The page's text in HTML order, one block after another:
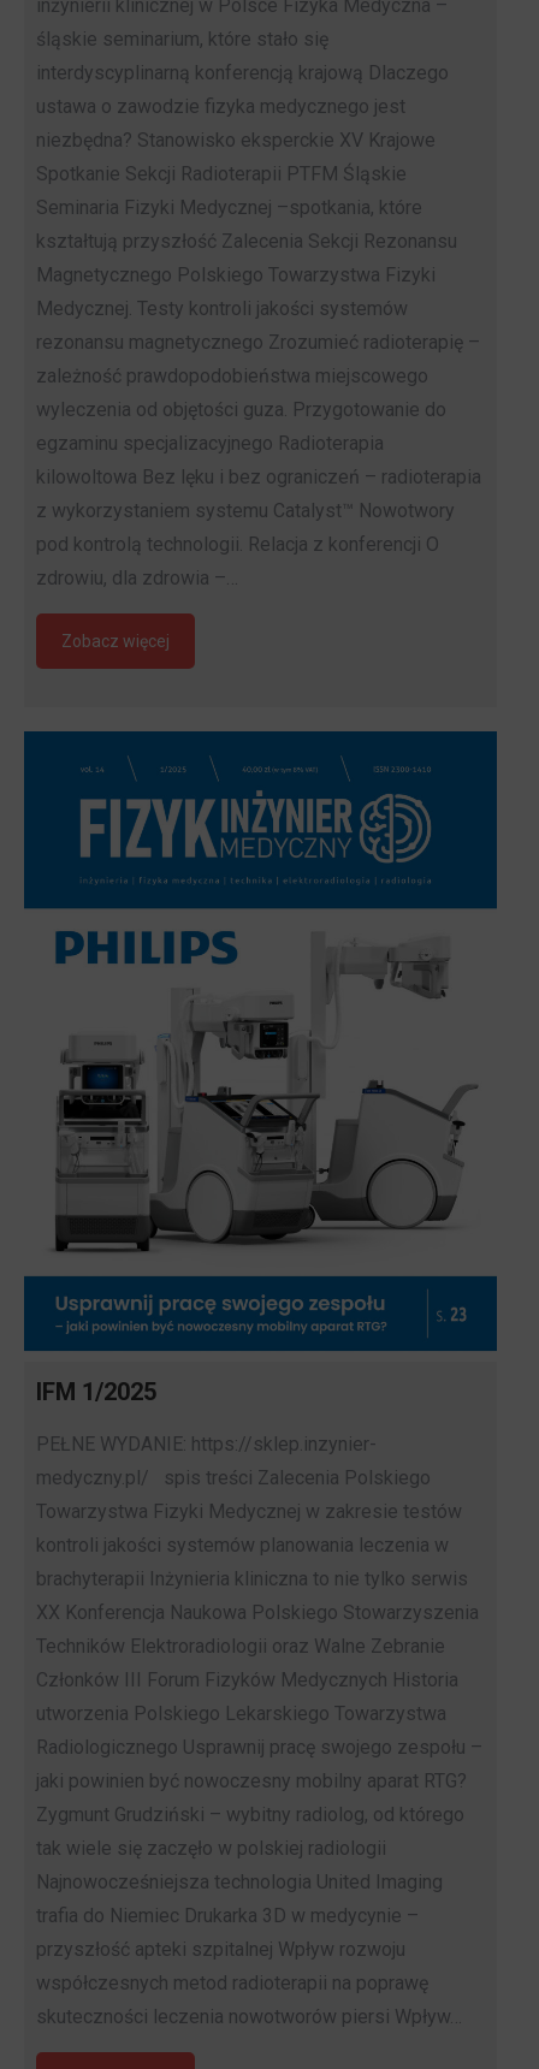
inżynierii klinicznej w Polsce Fizyka Medyczna –
śląskie seminarium, które stało się
interdyscyplinarną konferencją krajową Dlaczego
ustawa o zawodzie fizyka medycznego jest
niezbędna? Stanowisko eksperckie XV Krajowe
Spotkanie Sekcji Radioterapii PTFM Śląskie
Seminaria Fizyki Medycznej –spotkania, które
kształtują przyszłość Zalecenia Sekcji Rezonansu
Magnetycznego Polskiego Towarzystwa Fizyki
Medycznej. Testy kontroli jakości systemów
rezonansu magnetycznego Zrozumieć radioterapię –
zależność prawdopodobieństwa miejscowego
wyleczenia od objętości guza. Przygotowanie do
egzaminu specjalizacyjnego Radioterapia
kilowoltowa Bez lęku i bez ograniczeń – radioterapia
z wykorzystaniem systemu Catalyst™ Nowotwory
pod kontrolą technologii. Relacja z konferencji O
zdrowiu, dla zdrowia –…
Zobacz więcej
IFM 1/2025
PEŁNE WYDANIE: https://sklep.inzynier-
medyczny.pl/ spis treści Zalecenia Polskiego
Towarzystwa Fizyki Medycznej w zakresie testów
kontroli jakości systemów planowania leczenia w
brachyterapii Inżynieria kliniczna to nie tylko serwis
XX Konferencja Naukowa Polskiego Stowarzyszenia
Techników Elektroradiologii oraz Walne Zebranie
Członków III Forum Fizyków Medycznych Historia
utworzenia Polskiego Lekarskiego Towarzystwa
Radiologicznego Usprawnij pracę swojego zespołu –
jaki powinien być nowoczesny mobilny aparat RTG?
Zygmunt Grudziński – wybitny radiolog, od którego
tak wiele się zaczęło w polskiej radiologii
Najnowocześniejsza technologia United Imaging
trafia do Niemiec Drukarka 3D w medycynie –
przyszłość apteki szpitalnej Wpływ rozwoju
współczesnych metod radioterapii na poprawę
skuteczności leczenia nowotworów piersi Wpływ…